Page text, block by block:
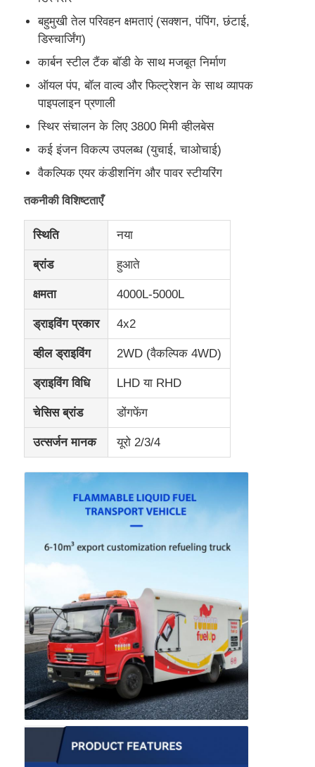
ईंधन तेल टैंकर ट्रक
आईएसओ टैंक कंटेनर
स्वच्छता सफाई ट्रक
प्रशीतित बॉक्स ट्रक
विशेष वाहन भाग
कार्गो ट्रक
बहुमुखी तेल परिवहन क्षमताएं (सक्शन, पंपिंग, छंटाई,
डिस्चार्जिंग)
कार्बन स्टील टैंक बॉडी के साथ मजबूत निर्माण
ऑयल पंप, बॉल वाल्व और फिल्ट्रेशन के साथ व्यापक
पाइपलाइन प्रणाली
स्थिर संचालन के लिए 3800 मिमी व्हीलबेस
कई इंजन विकल्प उपलब्ध (युचाई, चाओचाई)
वैकल्पिक एयर कंडीशनिंग और पावर स्टीयरिंग
तकनीकी विशिष्टताएँ
स्थिति नया
ब्रांड हुआते
क्षमता 4000L-5000L
ड्राइविंग प्रकार 4x2
व्हील ड्राइविंग 2WD (वैकल्पिक 4WD)
ड्राइविंग विधि LHD या RHD
चेसिस ब्रांड डोंगफेंग
उत्सर्जन मानक यूरो 2/3/4